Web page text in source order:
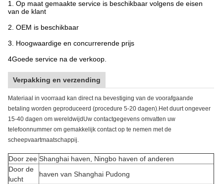
1. Op maat gemaakte service is beschikbaar volgens de eisen
van de klant
2. OEM is beschikbaar
3. Hoogwaardige en concurrerende prijs
4Goede service na de verkoop.
Verpakking en verzending
Materiaal in voorraad kan direct na bevestiging van de voorafgaande
betaling worden geproduceerd (procedure 5-20 dagen).Het duurt ongeveer
15-40 dagen om wereldwijdUw contactgegevens omvatten uw
telefoonnummer om gemakkelijk contact op te nemen met de
scheepvaartmaatschappij.
Door zee Shanghai haven, Ningbo haven of anderen
Door de
lucht
haven van Shanghai Pudong